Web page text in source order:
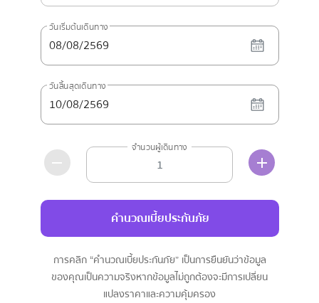
วันเริ่มต้นเดินทาง
วันสิ้นสุดเดินทาง
จำนวนผู้เดินทาง
คำนวณเบี้ยประกันภัย
การคลิก “คำนวณเบี้ยประกันภัย” เป็นการยืนยันว่าข้อมูล
ของคุณเป็นความจริงหากข้อมูลไม่ถูกต้องจะมีการเปลี่ยน
แปลงราคาและความคุ้มครอง